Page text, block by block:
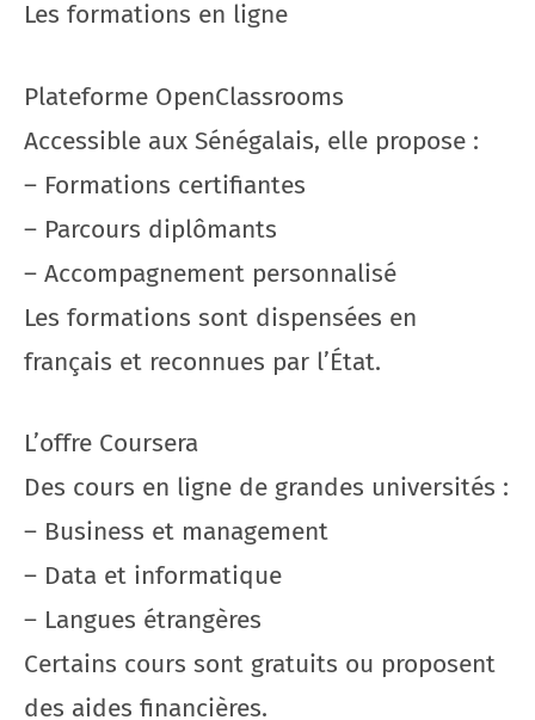
Les formations en ligne
Plateforme OpenClassrooms
Accessible aux Sénégalais, elle propose :
– Formations certifiantes
– Parcours diplômants
– Accompagnement personnalisé
Les formations sont dispensées en
français et reconnues par l’État.
L’offre Coursera
Des cours en ligne de grandes universités :
– Business et management
– Data et informatique
– Langues étrangères
Certains cours sont gratuits ou proposent
des aides financières.